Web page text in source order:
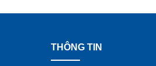
THÔNG TIN